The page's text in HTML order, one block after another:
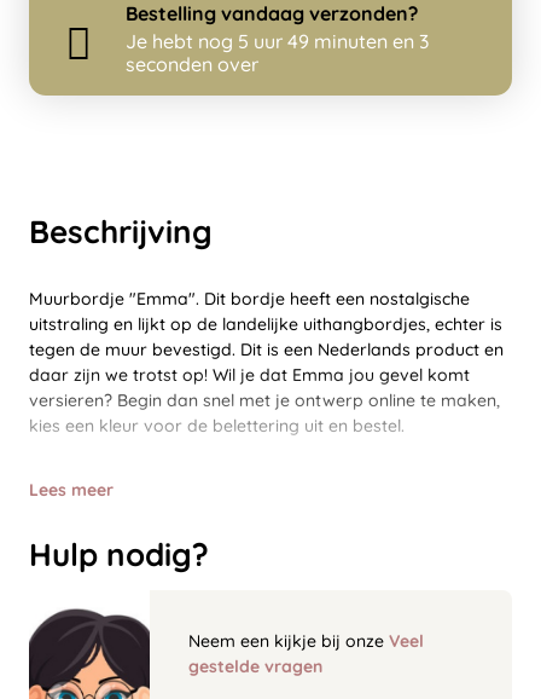
Beschrijving
Muurbordje "Emma". Dit bordje heeft een nostalgische
uitstraling en lijkt op de landelijke uithangbordjes, echter is
tegen de muur bevestigd. Dit is een Nederlands product en
daar zijn we trotst op! Wil je dat Emma jou gevel komt
versieren? Begin dan snel met je ontwerp online te maken,
kies een kleur voor de belettering uit en bestel.
Lees meer
Hulp nodig?
Neem een kijkje bij onze Veel
gestelde vragen
Bestelling vandaag verzonden?
Je hebt nog 5 uur 49 minuten en 3
seconden over